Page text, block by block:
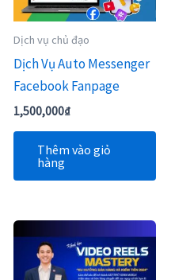
Dịch vụ chủ đạo
Dịch Vụ Auto Messenger
Facebook Fanpage
1,500,000₫
Thêm vào giỏ
hàng